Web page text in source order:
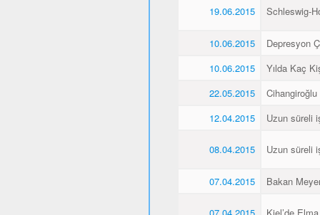
19.06.2015 Schleswig-
10.06.2015
Depresyon
10.06.2015
Yılda Kaç
22.05.2015
12.04.2015
Uzun süreli
08.04.2015 Uzun süreli
07.04.2015 Bakan